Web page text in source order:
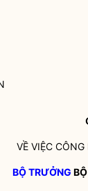
VỀ VIỆC CÔNG
BỘ TRƯỞNG